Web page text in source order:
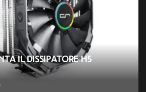
il dissipatore H5